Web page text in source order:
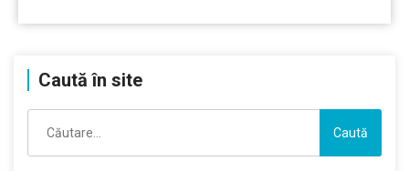
Caută în site
după: